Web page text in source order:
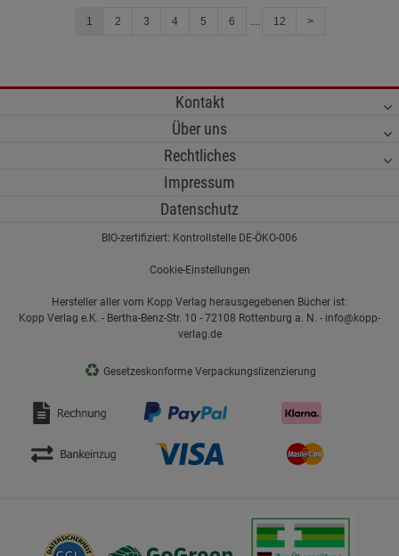
1 2 3 4 5 6 .... 12 >
Kontakt
Über uns
Rechtliches
Impressum
Datenschutz
BIO-zertifiziert: Kontrollstelle DE-ÖKO-006
Cookie-Einstellungen
Hersteller aller vom Kopp Verlag herausgegebenen Bücher ist:
Kopp Verlag e.K. - Bertha-Benz-Str. 10 - 72108 Rottenburg a. N. - info@kopp-
verlag.de
♻ Gesetzeskonforme Verpackungslizenzierung